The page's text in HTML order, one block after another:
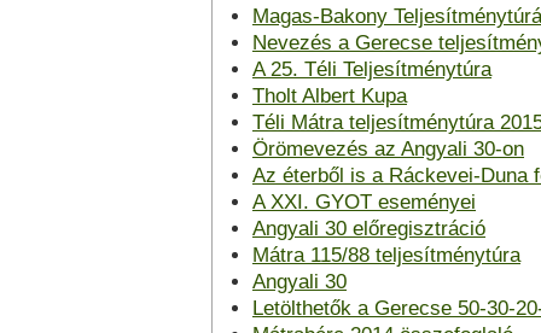
Magas-Bakony
Nevezés a Gerecse
A 25. Téli Teljesítménytúra
Tholt Albert Kupa
Téli Mátra teljesítménytúra
Örömevezés az Angyali 30-on
Az éterből is a Ráckevei-Duna
A XXI. GYOT eseményei
Angyali 30 előregisztráció
Mátra 115/88 teljesítménytúra
Angyali 30
Letölthetők a Gerecse 50-30-